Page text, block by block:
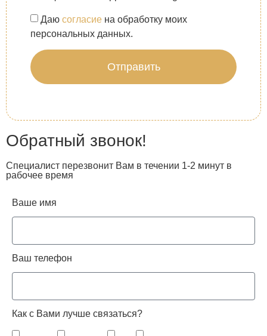
Даю согласие на обработку моих
персональных данных.
Отправить
Обратный звонок!
Специалист перезвонит Вам в течении 1-2 минут в
рабочее время
Ваше имя
Ваш телефон
Как с Вами лучше связаться?